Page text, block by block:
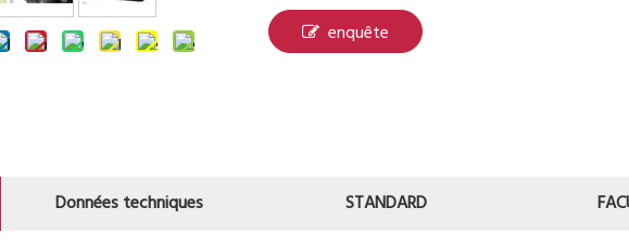
enquête
Données techniques STANDARD